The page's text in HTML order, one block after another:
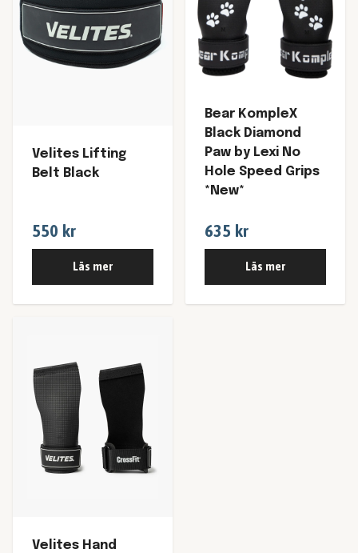
Velites Lifting
Belt Black
550 kr
Läs mer
Bear KompleX
Black Diamond
Paw by Lexi No
Hole Speed Grips
*New*
635 kr
Läs mer
Velites Hand